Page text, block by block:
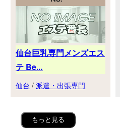
仙台巨乳専門メンズエス
テ Be...
仙台 /派遣・出張専門
もっと見る